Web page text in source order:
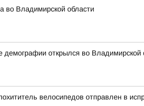
во Владимирской области
демографии открылся во Владимирской
велосипедов отправлен в